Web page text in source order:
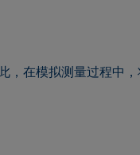
，在模拟测量过程中